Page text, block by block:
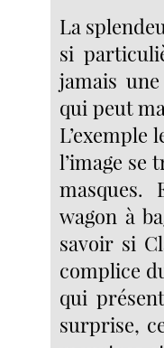
La
si
jamais
qui peut
l’image se
masques.
wagon à
savoir si
complice
qui
surprise,